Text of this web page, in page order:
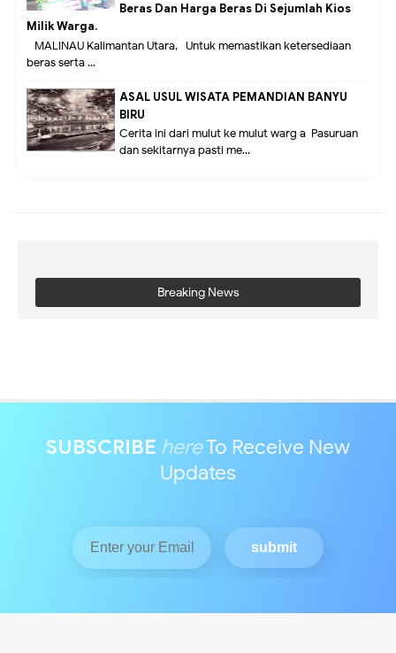
Beras Dan Harga Beras Di Sejumlah Kios
Milik Warga.
MALINAU Kalimantan Utara,- Untuk memastikan ketersediaan
beras serta ...
ASAL USUL WISATA PEMANDIAN BANYU
BIRU
Cerita ini dari mulut ke mulut warg a Pasuruan
dan sekitarnya pasti me...
Breaking News
SUBSCRIBE hereTo Receive New
Updates